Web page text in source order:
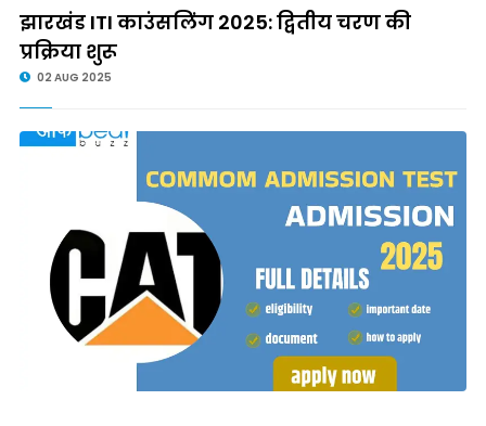
झारखंड ITI काउंसलिंग 2025: द्वितीय चरण की
प्रक्रिया शुरू
02 AUG 2025